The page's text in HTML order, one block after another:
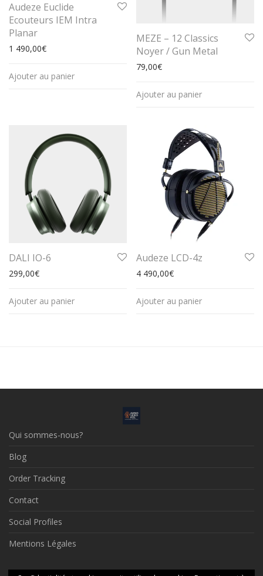
Audeze Euclide
Ecouteurs IEM Intra
Planar
1 490,00€
Ajouter au panier
MEZE – 12 Classics
Noyer / Gun Metal
79,00€
Ajouter au panier
DALI IO-6
299,00€
Ajouter au panier
Audeze LCD-4z
4 490,00€
Ajouter au panier
Qui sommes-nous?
Blog
Order Tracking
Contact
Social Profiles
Mentions Légales
© 2026 Audio Video Feel